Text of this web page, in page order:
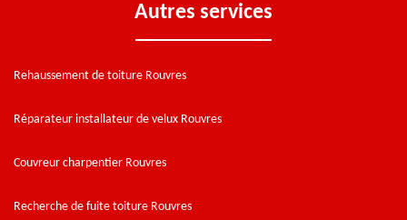
Autres services
Rehaussement de toiture Rouvres
Réparateur installateur de velux Rouvres
Couvreur charpentier Rouvres
Recherche de fuite toiture Rouvres